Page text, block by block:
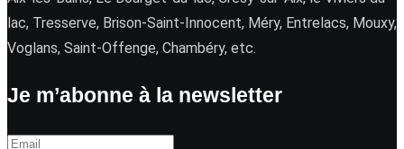
lac, Tresserve, Brison-Saint-Innocent, Méry, Entrelacs, Mouxy,
Voglans, Saint-Offenge, Chambéry, etc.
Je m’abonne à la newsletter